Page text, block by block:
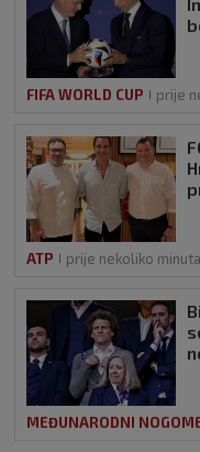
FIFA WORLD CUP prije
ATP prije nekoliko minuta
MEĐUNARODNI